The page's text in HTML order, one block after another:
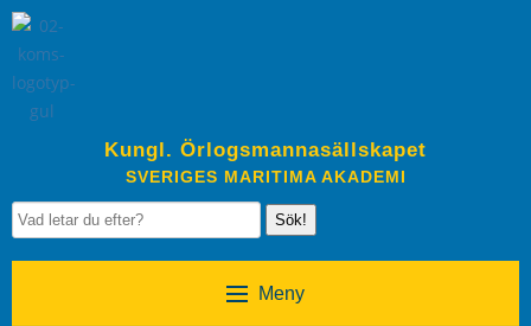
Kungl. Örlogsmannasällskapet
SVERIGES MARITIMA AKADEMI
Sök!
Meny